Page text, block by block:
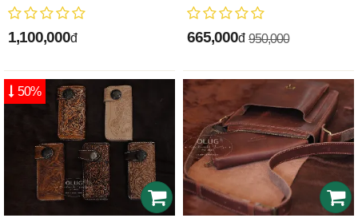
1,100,000đ 665,000đ 950,000
50%